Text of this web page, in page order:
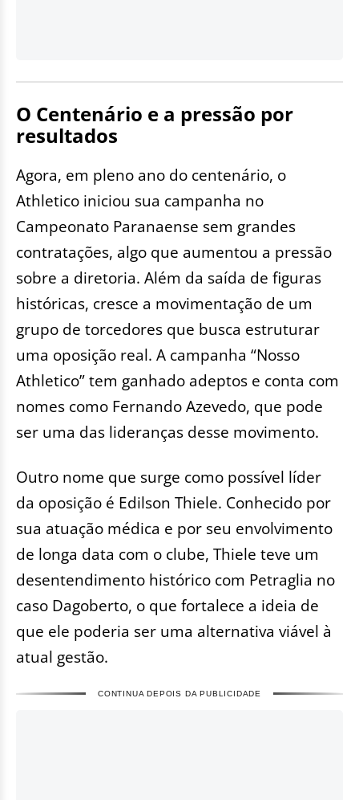
O Centenário e a pressão por
resultados
Agora, em pleno ano do centenário, o
Athletico iniciou sua campanha no
Campeonato Paranaense sem grandes
contratações, algo que aumentou a pressão
sobre a diretoria. Além da saída de figuras
históricas, cresce a movimentação de um
grupo de torcedores que busca estruturar
uma oposição real. A campanha “Nosso
Athletico” tem ganhado adeptos e conta com
nomes como Fernando Azevedo, que pode
ser uma das lideranças desse movimento.
Outro nome que surge como possível líder
da oposição é Edilson Thiele. Conhecido por
sua atuação médica e por seu envolvimento
de longa data com o clube, Thiele teve um
desentendimento histórico com Petraglia no
caso Dagoberto, o que fortalece a ideia de
que ele poderia ser uma alternativa viável à
atual gestão.
CONTINUA DEPOIS DA PUBLICIDADE